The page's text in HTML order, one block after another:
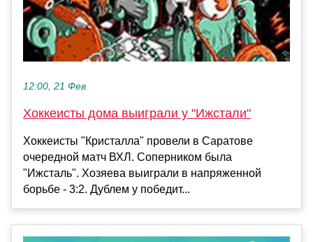
12:00, 21 Фев
Хоккеисты дома выиграли у "Ижстали"
Хоккеисты "Кристалла" провели в Саратове
очередной матч ВХЛ. Соперником была
"Ижсталь". Хозяева выиграли в напряженной
борьбе - 3:2. Дублем у победит...